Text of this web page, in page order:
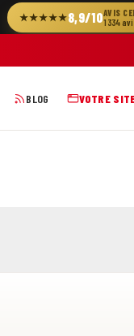
★★★★★8,9/10AVIS
1 334
BLOG VOTRE